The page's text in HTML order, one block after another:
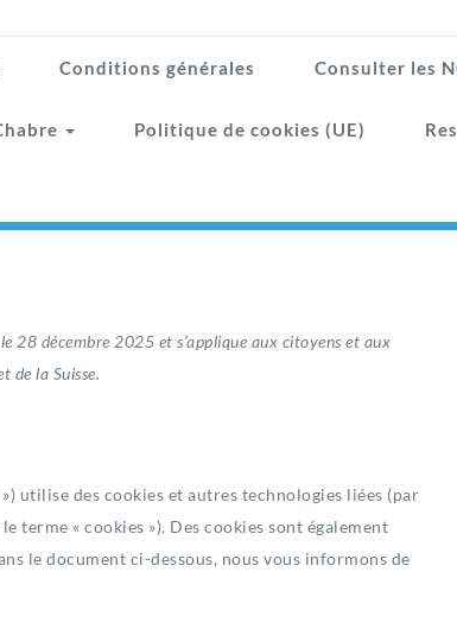
Conditions générales Consulter les
Politique de cookies (UE)
28 décembre 2025 et s’applique aux citoyens et aux
de la Suisse.
utilise des cookies et autres technologies liées (par
terme « cookies »). Des cookies sont également
le document ci-dessous, nous vous informons de